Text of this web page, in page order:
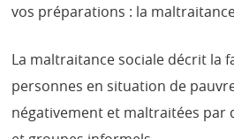
vos préparations : la
La maltraitance sociale décrit la
personnes en situation de
négativement et maltraitées par